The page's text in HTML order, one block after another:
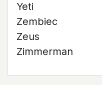
Yeti
Zembiec
Zeus
Zimmerman